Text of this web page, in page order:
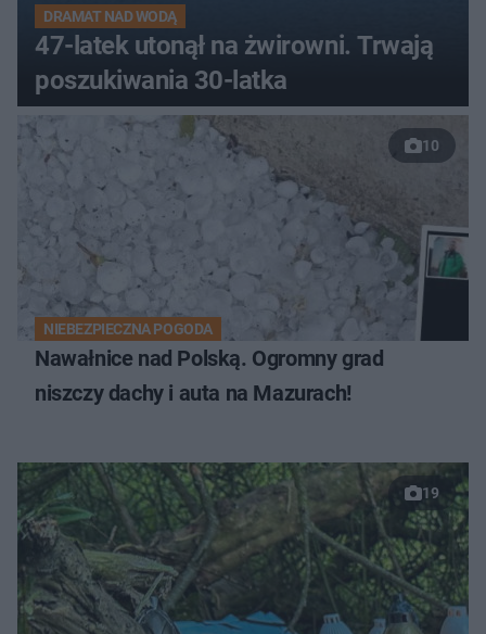
DRAMAT NAD WODĄ
47-latek utonął na żwirowni. Trwają
poszukiwania 30-latka
10
NIEBEZPIECZNA POGODA
Nawałnice nad Polską. Ogromny grad
niszczy dachy i auta na Mazurach!
19